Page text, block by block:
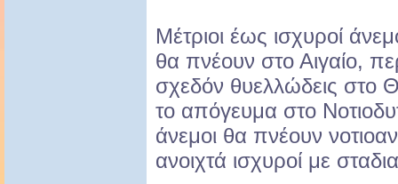
Μέτριοι έως ισχυροί
θα πνέουν στο Αιγαίο,
σχεδόν θυελλώδεις στο
το απόγευμα στο
άνεμοι θα πνέουν
ανοιχτά ισχυροί με